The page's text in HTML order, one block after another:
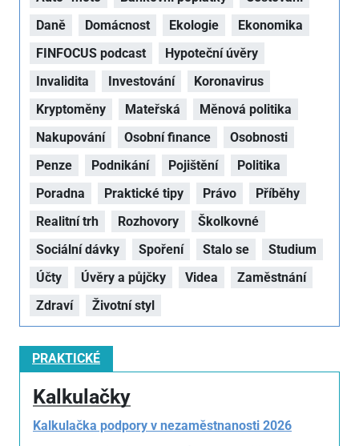
Daně
Domácnost Ekologie
Ekonomika
FINFOCUS podcast
Hypoteční úvěry
Invalidita
Investování
Koronavirus
Kryptoměny
Mateřská
Měnová politika
Nakupování
Osobní finance
Osobnosti
Penze
Podnikání Pojištění
Politika
Poradna
Praktické tipy Právo
Příběhy
Realitní trh
Rozhovory
Školkovné
Sociální dávky
Spoření Stalo se
Studium
Účty
Úvěry a půjčky Videa
Zaměstnání
Zdraví
Životní styl
PRAKTICKÉ
Kalkulačky
Kalkulačka podpory v nezaměstnanosti 2026